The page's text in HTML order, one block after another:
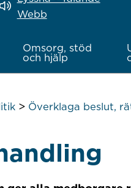
Webb
Omsorg, stöd
och hjälp
> Överklaga beslut,